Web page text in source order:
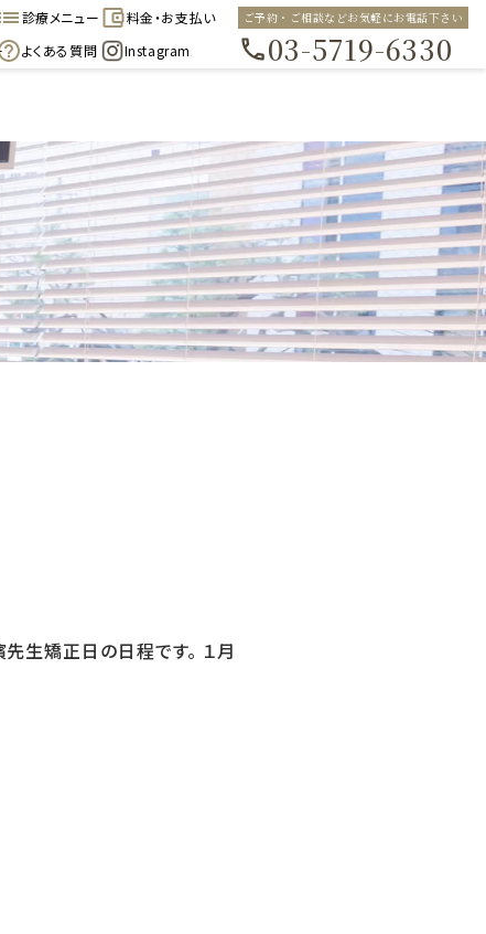
診療メニュー
料金・お支払い
よくある質問 Instagram
ご予約・ご相談などお気軽にお電話下さい
03-5719-6330
生矯正日の日程です。 １月